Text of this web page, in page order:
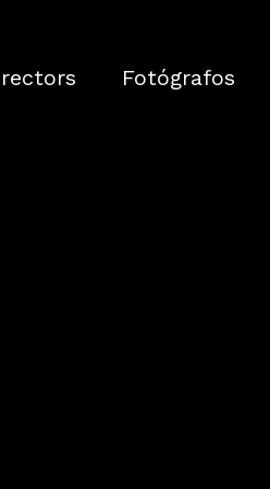
Fotógrafos